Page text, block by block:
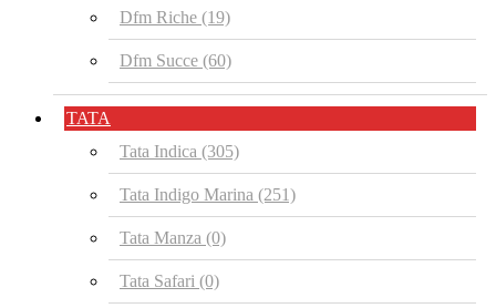
Dfm Riche (19)
Dfm Succe (60)
TATA
Tata Indica (305)
Tata Indigo Marina (251)
Tata Manza (0)
Tata Safari (0)